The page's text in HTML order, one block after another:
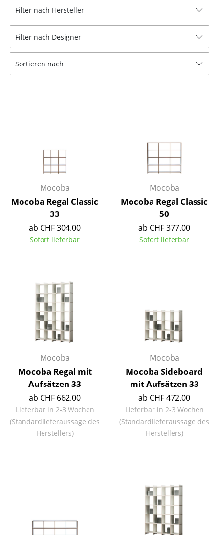
Hocker
Bänke & Liegen
Sitzsäcke
Konferenzstühle
Bürosessel
Einzelteile
... alle Sitzmöbel
Tische
Couchtische
Schreibtische
Sekretäre & PC-Tische
Stehtische & Stehpulte
Kindertische
Gartentische
Servierwagen
Bücherregale
Filter nach Hersteller
Filter nach Designer
Sortieren nach
Mocoba
Mocoba Regal Classic
33
ab CHF 304.00
Sofort lieferbar
Mocoba
Mocoba Regal Classic
50
ab CHF 377.00
Sofort lieferbar
Mocoba
Mocoba Regal mit
Aufsätzen 33
ab CHF 662.00
Lieferbar in 2-3 Wochen
(Standardlieferaussage des
Herstellers)
Mocoba
Mocoba Sideboard
mit Aufsätzen 33
ab CHF 472.00
Lieferbar in 2-3 Wochen
(Standardlieferaussage des
Herstellers)